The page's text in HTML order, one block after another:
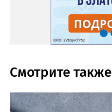
Смотрите также